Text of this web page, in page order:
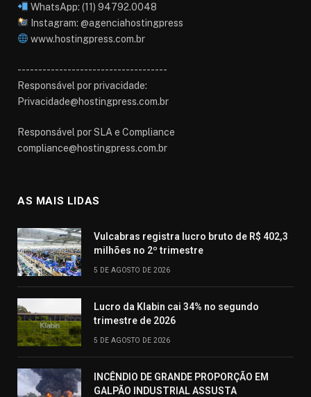
WhatsApp: (11) 94792.0048
Instagram: @agenciahostingpress
www.hostingpress.com.br⁠
------------------------------------
Responsável por privacidade:
Privacidade@hostingpress.com.br
Responsável por SLA e Compliance
compliance@hostingpress.com.br
AS MAIS LIDAS
Vulcabras registra lucro bruto de R$ 402,3
milhões no 2º trimestre
5 DE AGOSTO DE 2026
Lucro da Klabin cai 34% no segundo
trimestre de 2026
5 DE AGOSTO DE 2026
INCÊNDIO DE GRANDE PROPORÇÃO EM
GALPÃO INDUSTRIAL ASSUSTA